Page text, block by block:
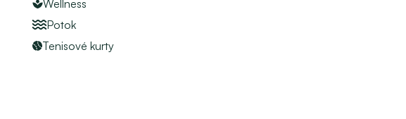
Wellness
Potok
Tenisové kurty